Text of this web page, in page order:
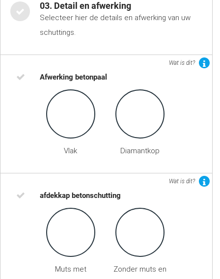
03. Detail en afwerking
Selecteer hier de details en afwerking van uw
schuttings.
Wat is dit?
Afwerking betonpaal
Vlak Diamantkop
Wat is dit?
afdekkap betonschutting
Muts met
Zonder muts en